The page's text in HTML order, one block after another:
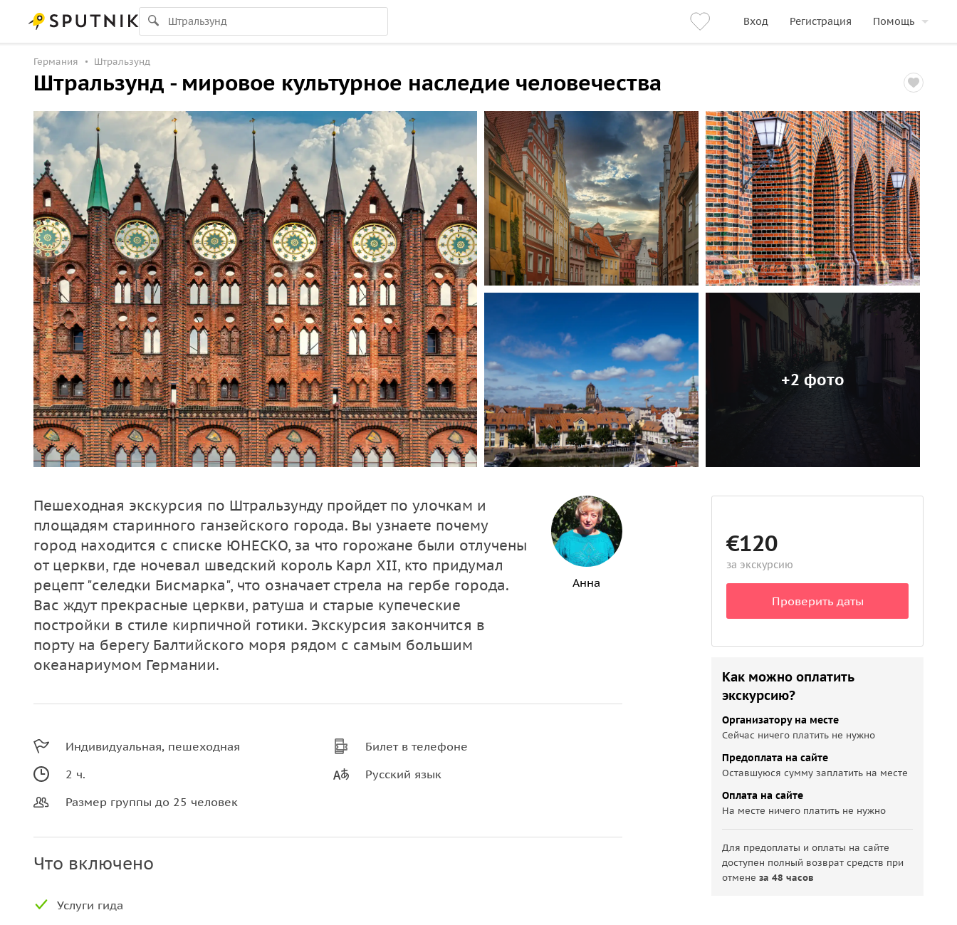
Вход Регистрация Помощь
Германия Штральзунд
Штральзунд - мировое культурное наследие человечества
+2 фото
Пешеходная экскурсия по Штральзунду пройдет по улочкам и
площадям старинного ганзейского города. Вы узнаете почему
город находится с списке ЮНЕСКО, за что горожане были отлучены
от церкви, где ночевал шведский король Карл XII, кто придумал
рецепт "селедки Бисмарка", что означает стрела на гербе города.
Вас ждут прекрасные церкви, ратуша и старые купеческие
постройки в стиле кирпичной готики. Экскурсия закончится в
порту на берегу Балтийского моря рядом с самым большим
океанариумом Германии.
Анна
Индивидуальная, пешеходная
2 ч.
Размер группы до 25 человек
Билет в телефоне
Русский язык
Что включено
Услуги гида
€120
за экскурсию
Проверить даты
Как можно оплатить
экскурсию?
Организатору на месте
Сейчас ничего платить не нужно
Предоплата на сайте
Оставшуюся сумму заплатить на месте
Оплата на сайте
На месте ничего платить не нужно
Для предоплаты и оплаты на сайте
доступен полный возврат средств при
отменеза 48 часов